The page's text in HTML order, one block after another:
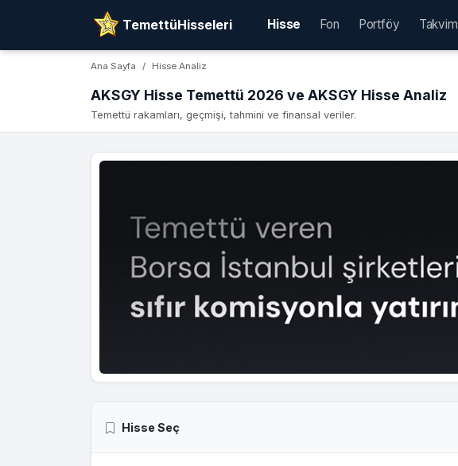
TemettüHisseleri Hisse Fon Portföy Takvim
Ana Sayfa Hisse Analiz
AKSGY Hisse Temettü 2026 ve AKSGY Hisse Analiz
Temettü rakamları, geçmişi, tahmini ve finansal veriler.
Hisse Seç